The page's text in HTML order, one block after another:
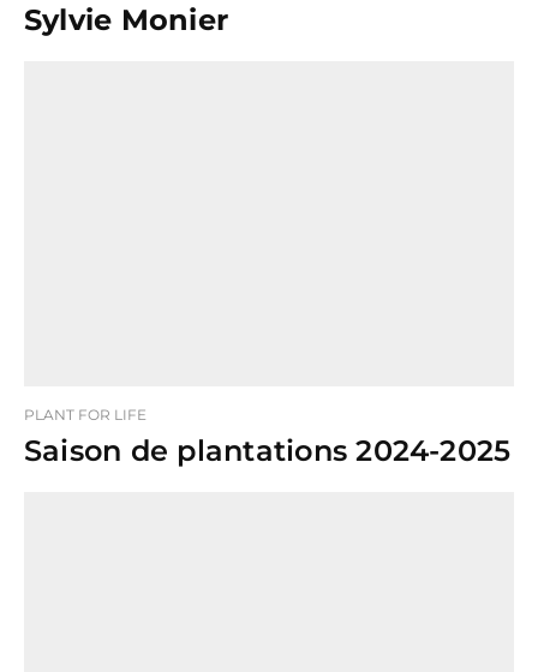
Sylvie Monier
PLANT FOR LIFE
Saison de plantations 2024-2025